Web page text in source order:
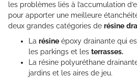
les problèmes liés à l’accumulation
pour apporter une meilleure
deux grandes catégories de résine
La résine époxy drainante qui
les parkings et les terrasses.
La résine polyuréthane
jardins et les aires de jeu.